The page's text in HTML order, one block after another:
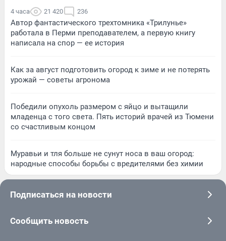
4 часа 21 420 236
Автор фантастического трехтомника «Трилунье»
работала в Перми преподавателем, а первую книгу
написала на спор — ее история
Как за август подготовить огород к зиме и не потерять
урожай — советы агронома
Победили опухоль размером с яйцо и вытащили
младенца с того света. Пять историй врачей из Тюмени
со счастливым концом
Муравьи и тля больше не сунут носа в ваш огород:
народные способы борьбы с вредителями без химии
Подписаться на новости
Сообщить новость